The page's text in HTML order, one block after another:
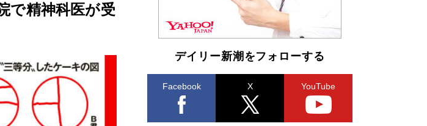
で精神科医が受
デイリー新潮をフォローする
Facebook X YouTube